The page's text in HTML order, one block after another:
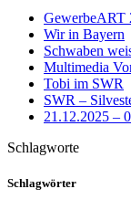
GewerbeART
Wir in Bayern
Schwaben
Multimedia
Tobi im SWR
SWR –
21.12.2025 –
Schlagworte
Schlagwörter